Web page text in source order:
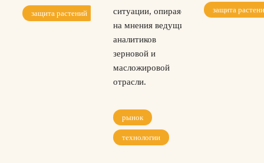
защита растений
ситуации, опираясь
на мнения ведущих
аналитиков
зерновой и
масложировой
отрасли.
рынок
технологии
защита